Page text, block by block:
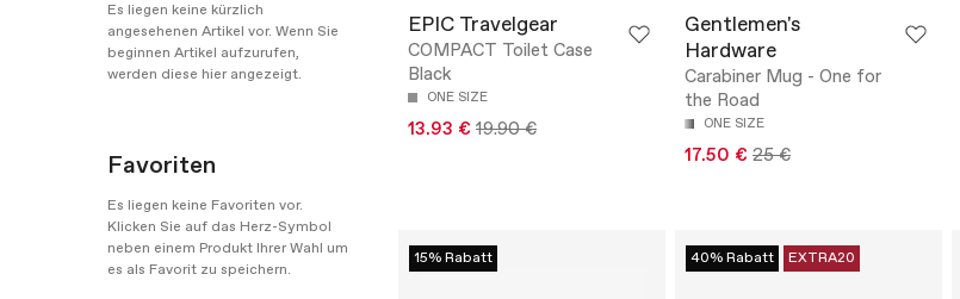
Es liegen keine kürzlich
angesehenen Artikel vor. Wenn Sie
beginnen Artikel aufzurufen,
werden diese hier angezeigt.
Favoriten
Es liegen keine Favoriten vor.
Klicken Sie auf das Herz-Symbol
neben einem Produkt Ihrer Wahl um
es als Favorit zu speichern.
EPIC Travelgear
COMPACT Toilet Case
Black
ONE SIZE
13.93 € 19.90 €
Gentlemen's
Hardware
Carabiner Mug - One for
the Road
ONE SIZE
17.50 € 25 €
15% Rabatt 40% Rabatt EXTRA20